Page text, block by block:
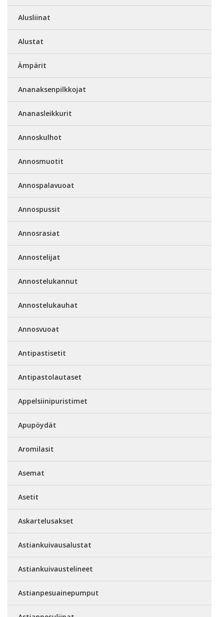
Alusliinat
Alustat
Ämpärit
Ananaksenpilkkojat
Ananasleikkurit
Annoskulhot
Annosmuotit
Annospalavuoat
Annospussit
Annosrasiat
Annostelijat
Annostelukannut
Annostelukauhat
Annosvuoat
Antipastisetit
Antipastolautaset
Appelsiinipuristimet
Apupöydät
Aromilasit
Asemat
Asetit
Askartelusakset
Astiankuivausalustat
Astiankuivaustelineet
Astianpesuainepumput